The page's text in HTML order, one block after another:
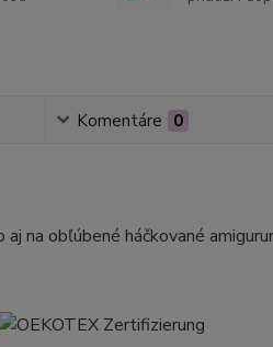
Komentáre 0
na obľúbené háčkované